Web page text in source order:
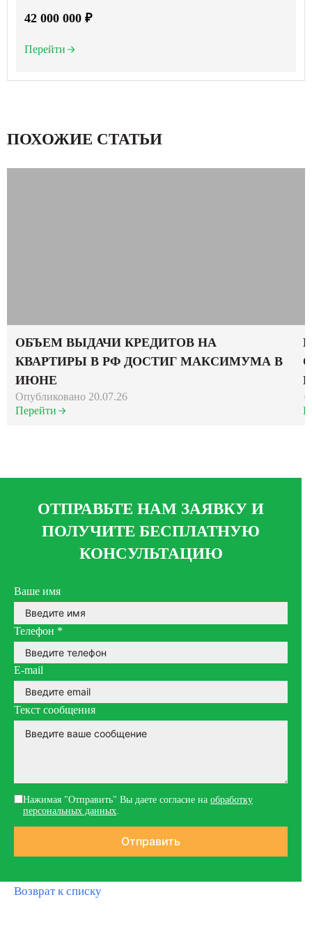
42 000 000 ₽
Перейти
ПОХОЖИЕ СТАТЬИ
ОБЪЕМ ВЫДАЧИ КРЕДИТОВ НА
КВАРТИРЫ В РФ ДОСТИГ МАКСИМУМА В
ИЮНЕ
Опубликовано 20.07.26
Перейти
ОТПРАВЬТЕ НАМ ЗАЯВКУ И
ПОЛУЧИТЕ БЕСПЛАТНУЮ
КОНСУЛЬТАЦИЮ
Ваше имя
Телефон *
E-mail
Текст сообщения
Нажимая "Отправить" Вы даете согласие на обработку
персональных данных
Возврат к списку